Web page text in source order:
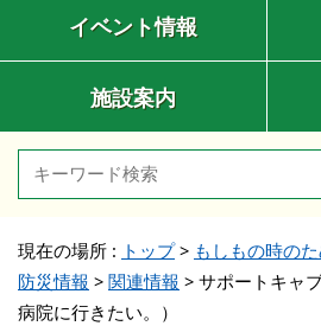
イベント情報
施設案内
現在の場所 : トップ> もしもの時の
防災情報 > 関連情報 > サポートキャ
病院に行きたい。）